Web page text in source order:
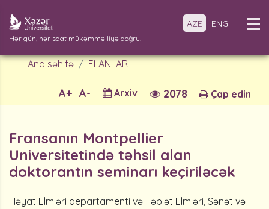
Hər gün, hər saat mükəmməlliyə doğru!
AZE ENG
Ana səhifə ELANLAR
Çap edin
2078
Arxiv
A-
A+
Fransanın Montpellier
Universitetində təhsil alan
doktorantın seminarı keçiriləcək
Həyat Elmləri departamenti və Təbiət Elmləri, Sənət və